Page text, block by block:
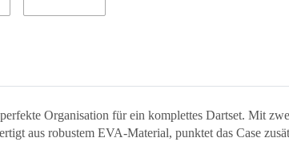
Organisation für ein komplettes Dartset. Mit
aus robustem EVA-Material, punktet das Case